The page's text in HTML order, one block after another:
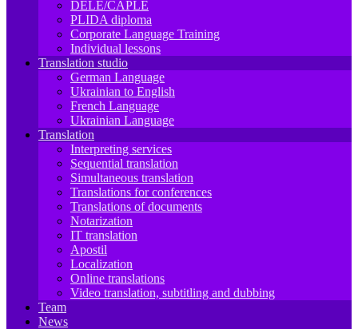
DELE/CAPLE
PLIDA diploma
Corporate Language Training
Individual lessons
Translation studio
German Language
Ukrainian to English
French Language
Ukrainian Language
Translation
Interpreting services
Sequential translation
Simultaneous translation
Translations for conferences
Translations of documents
Notarization
IT translation
Apostil
Localization
Online translations
Video translation, subtitling and dubbing
Team
News